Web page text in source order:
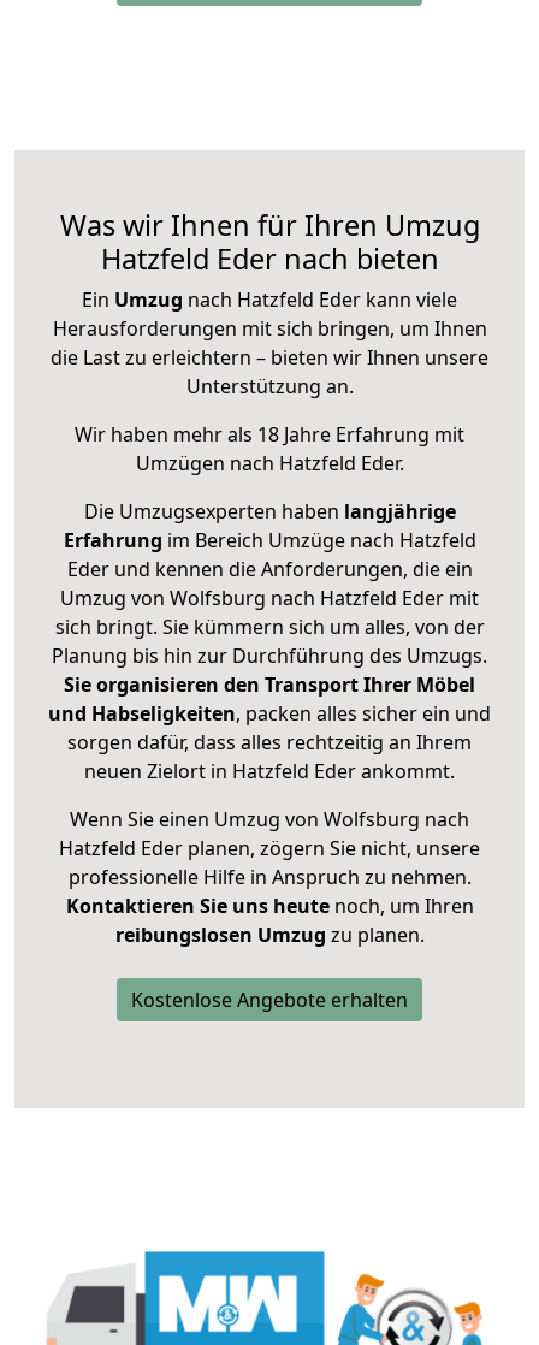
Was wir Ihnen für Ihren Umzug
Hatzfeld Eder nach bieten
Ein Umzug nach Hatzfeld Eder kann viele
Herausforderungen mit sich bringen, um Ihnen
die Last zu erleichtern – bieten wir Ihnen unsere
Unterstützung an.
Wir haben mehr als 18 Jahre Erfahrung mit
Umzügen nach Hatzfeld Eder.
Die Umzugsexperten haben langjährige
Erfahrung im Bereich Umzüge nach Hatzfeld
Eder und kennen die Anforderungen, die ein
Umzug von Wolfsburg nach Hatzfeld Eder mit
sich bringt. Sie kümmern sich um alles, von der
Planung bis hin zur Durchführung des Umzugs.
Sie organisieren den Transport Ihrer Möbel
und Habseligkeiten, packen alles sicher ein und
sorgen dafür, dass alles rechtzeitig an Ihrem
neuen Zielort in Hatzfeld Eder ankommt.
Wenn Sie einen Umzug von Wolfsburg nach
Hatzfeld Eder planen, zögern Sie nicht, unsere
professionelle Hilfe in Anspruch zu nehmen.
Kontaktieren Sie uns heutenoch, um Ihren
reibungslosen Umzug zu planen.
Kostenlose Angebote erhalten